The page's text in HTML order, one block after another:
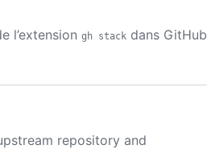
l’extension gh stack dans GitHub
repository and